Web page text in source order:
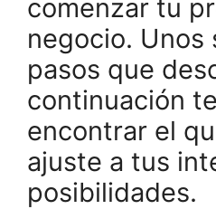
comenzar tu
negocio. Unos
pasos que
continuación
encontrar el
ajuste a tus
posibilidades.